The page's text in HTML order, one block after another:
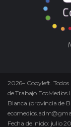
2026– Copyleft.
de Trabajo
Blanca (provincia de
Fecha de inicio: julio